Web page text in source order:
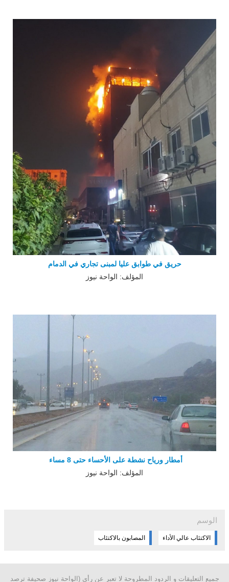
حريق في طوابق عليا لمبنى تجاري في الدمام
المؤلف: الواحة نيوز
أمطار ورياح نشطة على الأحساء حتى 8 مساء
المؤلف: الواحة نيوز
الوسم
الاكتئاب عالي الأداء المصابون بالاكتئاب
جميع التعليقات و الردود المطروحة لا تعبر عن رأي (الواحة نيوز صحيفة ترصد